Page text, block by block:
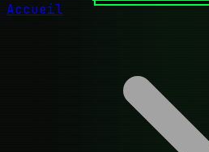
Accueil